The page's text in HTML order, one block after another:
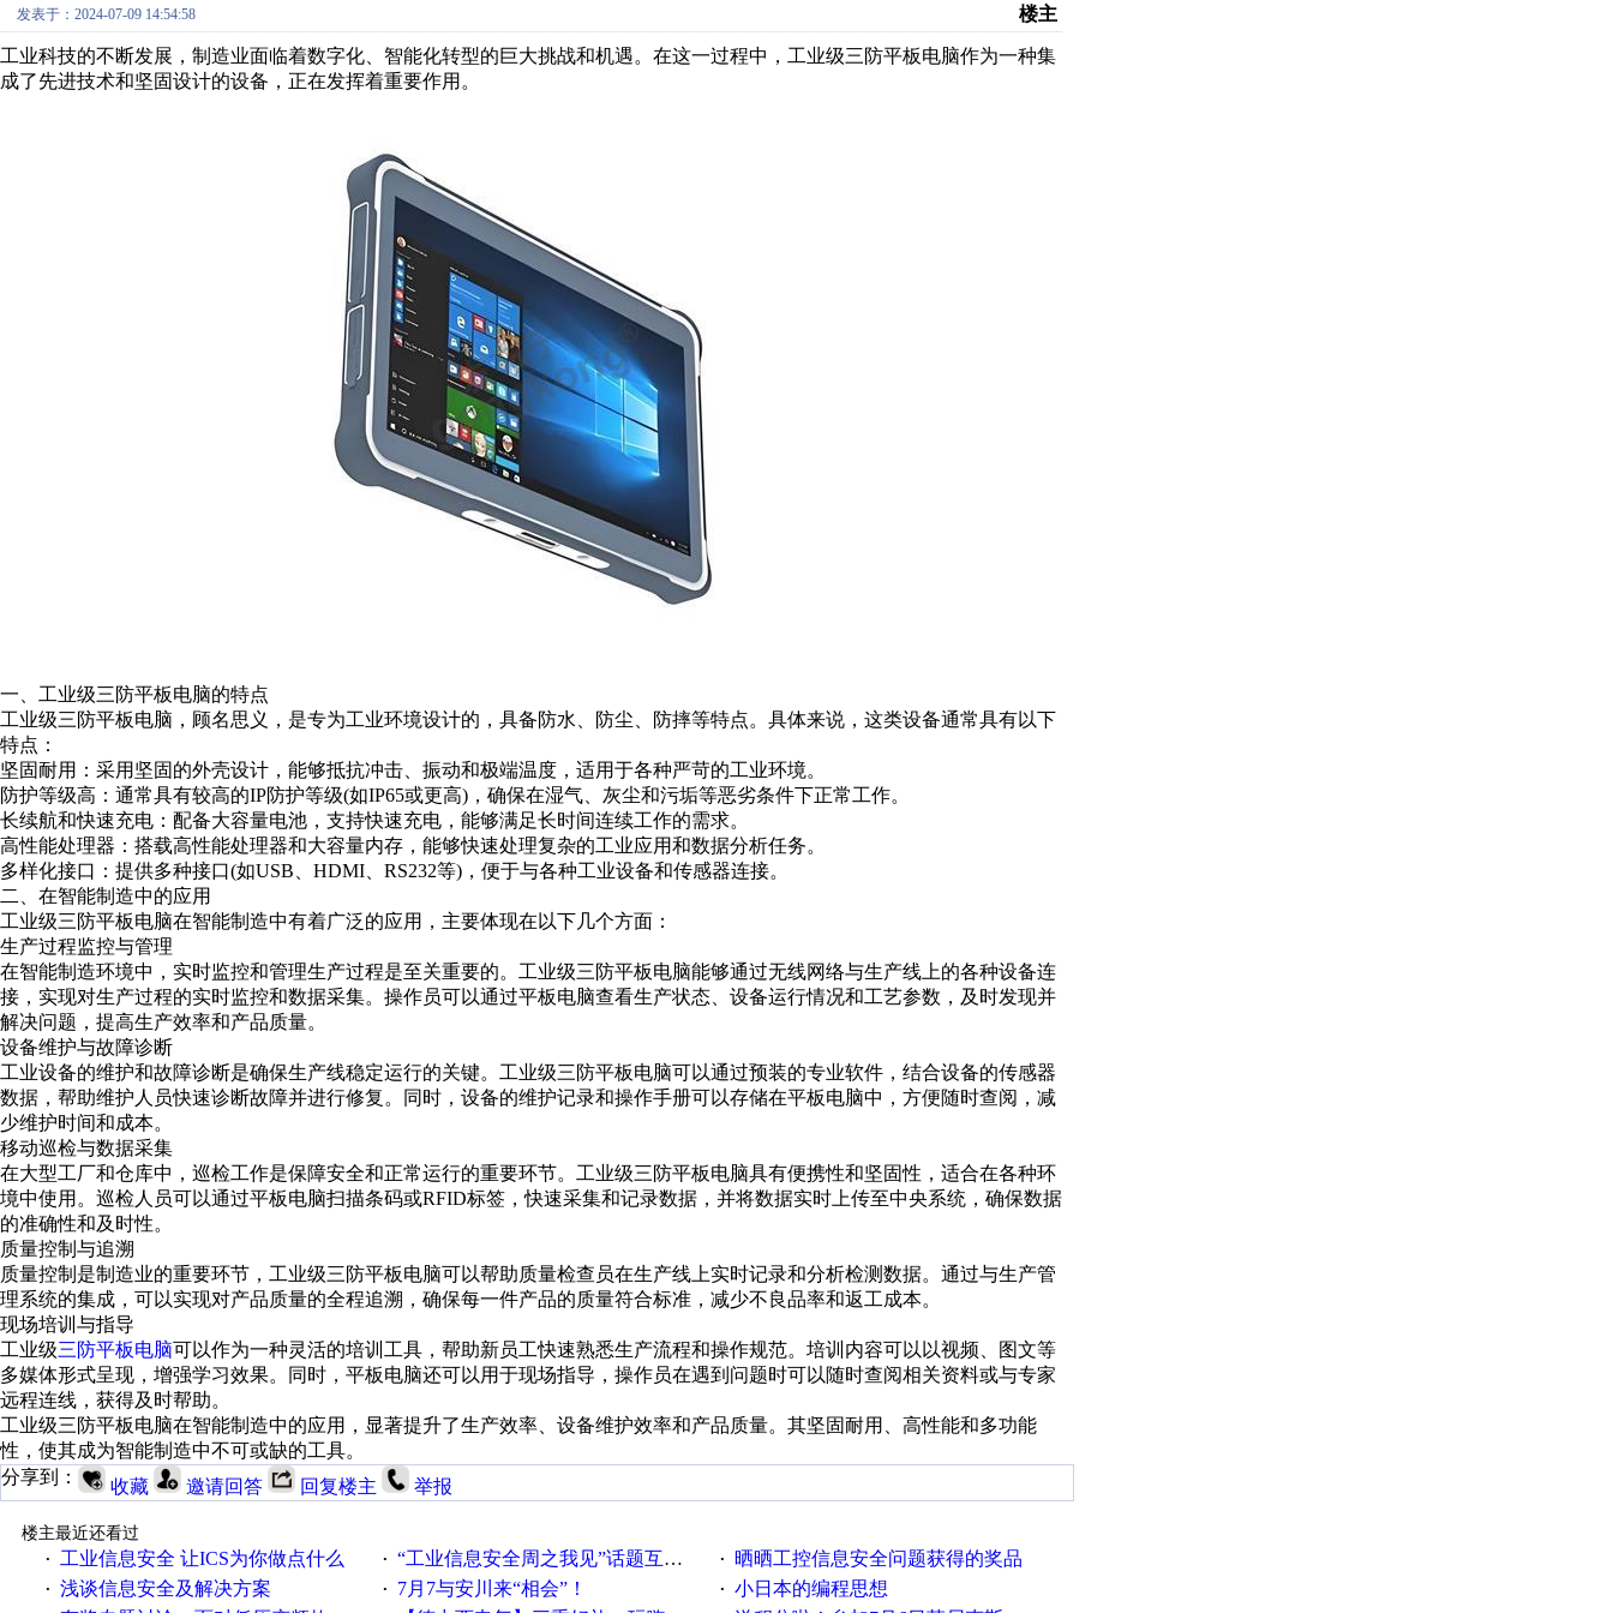
发表于：2024-07-09 14:54:58 楼主
工业科技的不断发展，制造业面临着数字化、智能化转型的巨大挑战和机遇。在这一过程中，工业级三防平板电脑作为一种集
成了先进技术和坚固设计的设备，正在发挥着重要作用。
一、工业级三防平板电脑的特点
工业级三防平板电脑，顾名思义，是专为工业环境设计的，具备防水、防尘、防摔等特点。具体来说，这类设备通常具有以下
特点：
坚固耐用：采用坚固的外壳设计，能够抵抗冲击、振动和极端温度，适用于各种严苛的工业环境。
防护等级高：通常具有较高的IP防护等级(如IP65或更高) ，确保在湿气、灰尘和污垢等恶劣条件下正常工作。
长续航和快速充电：配备大容量电池，支持快速充电，能够满足长时间连续工作的需求。
高性能处理器：搭载高性能处理器和大容量内存，能够快速处理复杂的工业应用和数据分析任务。
多样化接口：提供多种接口(如USB HDMI RS232等) ，便于与各种工业设备和传感器连接。
二、在智能制造中的应用
工业级三防平板电脑在智能制造中有着广泛的应用，主要体现在以下几个方面：
生产过程监控与管理
在智能制造环境中，实时监控和管理生产过程是至关重要的。工业级三防平板电脑能够通过无线网络与生产线上的各种设备连
接，实现对生产过程的实时监控和数据采集。操作员可以通过平板电脑查看生产状态、设备运行情况和工艺参数，及时发现并
解决问题，提高生产效率和产品质量。
设备维护与故障诊断
工业设备的维护和故障诊断是确保生产线稳定运行的关键。工业级三防平板电脑可以通过预装的专业软件，结合设备的传感器
数据，帮助维护人员快速诊断故障并进行修复。同时，设备的维护记录和操作手册可以存储在平板电脑中，方便随时查阅，减
少维护时间和成本。
移动巡检与数据采集
在大型工厂和仓库中，巡检工作是保障安全和正常运行的重要环节。工业级三防平板电脑具有便携性和坚固性，适合在各种环
境中使用。巡检人员可以通过平板电脑扫描条码或RFID标签，快速采集和记录数据，并将数据实时上传至中央系统，确保数据
的准确性和及时性。
质量控制与追溯
质量控制是制造业的重要环节，工业级三防平板电脑可以帮助质量检查员在生产线上实时记录和分析检测数据。通过与生产管
理系统的集成，可以实现对产品质量的全程追溯，确保每一件产品的质量符合标准，减少不良品率和返工成本。
现场培训与指导
工业级三防平板电脑可以作为一种灵活的培训工具，帮助新员工快速熟悉生产流程和操作规范。培训内容可以以视频、图文等
多媒体形式呈现，增强学习效果。同时，平板电脑还可以用于现场指导，操作员在遇到问题时可以随时查阅相关资料或与专家
远程连线，获得及时帮助。
工业级三防平板电脑在智能制造中的应用，显著提升了生产效率、设备维护效率和产品质量。其坚固耐用、高性能和多功能
性，使其成为智能制造中不可或缺的工具。
分享到：
收藏 邀请回答 回复楼主 举报
楼主最近还看过
·
工业信息安全 让ICS为你做点什么 · “工业信息安全周之我见”话题互动获奖名单发布公告 · 晒晒工控信息安全问题获得的奖品
· 浅谈信息安全及解决方案 · 7月7与安川来“相会”！ · 小日本的编程思想